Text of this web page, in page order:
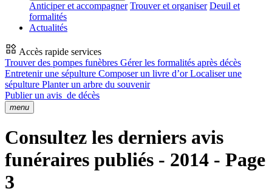
Anticiper et accompagner Trouver et organiser Deuil et
formalités
Actualités
Accès rapide services
Trouver des pompes funèbres Gérer les formalités après décès
Entretenir une sépulture Composer un livre d’orLocaliser une
sépulture Planter un arbre du souvenir
Publier un avis de décès
menu
Consultez les derniers avis
funéraires publiés - 2014 - Page
3